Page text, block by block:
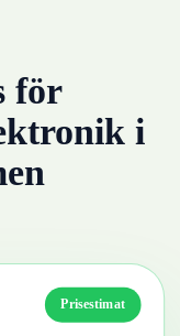
för
i
Prisestimat